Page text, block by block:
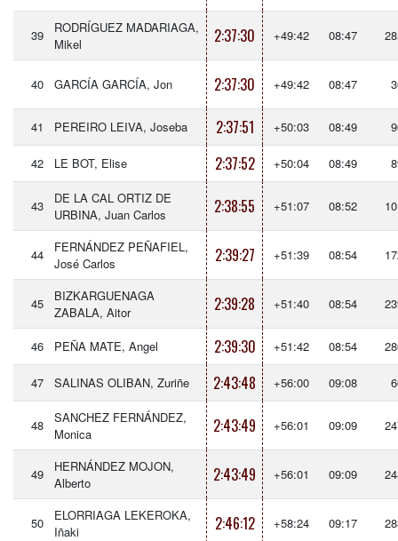
39
RODRÍGUEZ MADARIAGA,
Mikel
2:37:30 +49:42 08:47
40 GARCÍA GARCÍA, Jon 2:37:30 +49:42 08:47
41 PEREIRO LEIVA, Joseba 2:37:51 +50:03 08:49
42 LE BOT, Elise 2:37:52 +50:04 08:49
43
DE LA CAL ORTIZ DE
URBINA, Juan Carlos
2:38:55 +51:07 08:52
44
FERNÁNDEZ PEÑAFIEL,
José Carlos
2:39:27 +51:39 08:54
45
BIZKARGUENAGA
ZABALA, Aitor
2:39:28 +51:40 08:54
46 PEÑA MATE, Angel 2:39:30 +51:42 08:54
47 SALINAS OLIBAN, Zuriñe 2:43:48 +56:00 09:08
48
SANCHEZ FERNÁNDEZ,
Monica
2:43:49 +56:01 09:09
49
HERNÁNDEZ MOJON,
Alberto
2:43:49 +56:01 09:09
50
ELORRIAGA LEKEROKA,
Iñaki
2:46:12 +58:24 09:17